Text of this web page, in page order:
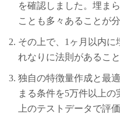
を確認しました。埋ま
ことも多々あることが
その上で、1ヶ月以内
れなりに法則があるこ
独自の特徴量作成と最
まる条件を5万件以上
上のテストデータで評